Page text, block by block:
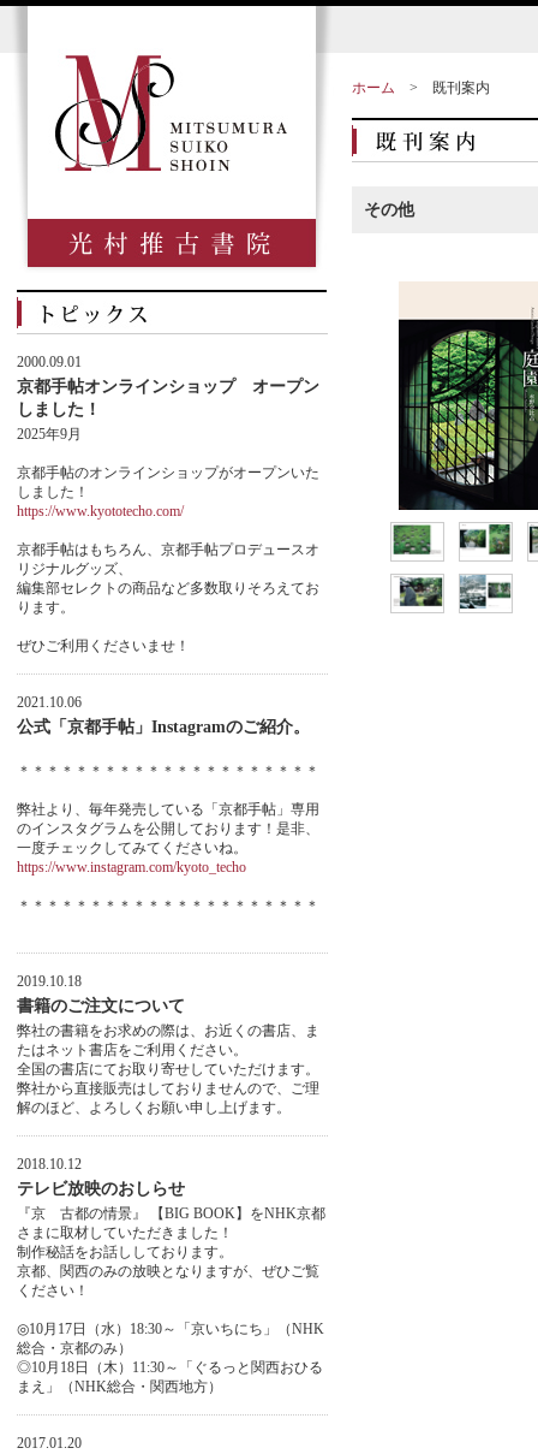
ホーム > 既刊案内
その他
2000.09.01
京都手帖オンラインショップ オープン
しました！
2025年9月
京都手帖のオンラインショップがオープンいた
しました！
https://www.kyototecho.com/
京都手帖はもちろん、京都手帖プロデュースオ
リジナルグッズ、
編集部セレクトの商品など多数取りそろえてお
ります。
ぜひご利用くださいませ！
2021.10.06
公式「京都手帖」Instagramのご紹介。
＊＊＊＊＊＊＊＊＊＊＊＊＊＊＊＊＊＊＊＊＊
弊社より、毎年発売している「京都手帖」専用
のインスタグラムを公開しております！是非、
一度チェックしてみてくださいね。
https://www.instagram.com/kyoto_techo
＊＊＊＊＊＊＊＊＊＊＊＊＊＊＊＊＊＊＊＊＊
2019.10.18
書籍のご注文について
弊社の書籍をお求めの際は、お近くの書店、ま
たはネット書店をご利用ください。
全国の書店にてお取り寄せしていただけます。
弊社から直接販売はしておりませんので、ご理
解のほど、よろしくお願い申し上げます。
2018.10.12
テレビ放映のおしらせ
『京 古都の情景』 【BIG BOOK】をNHK京都
さまに取材していただきました！
制作秘話をお話ししております。
京都、関西のみの放映となりますが、ぜひご覧
ください！
◎10月17日（水）18:30～「京いちにち」（NHK
総合・京都のみ）
◎10月18日（木）11:30～「ぐるっと関西おひる
まえ」（NHK総合・関西地方）
2017.01.20